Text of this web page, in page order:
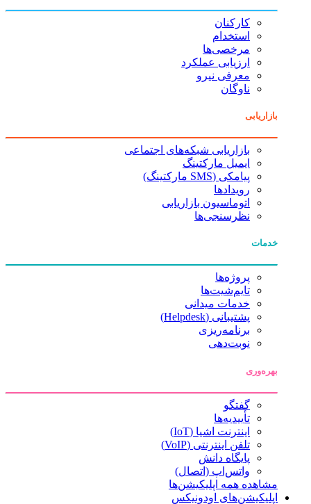
کارکنان
استخدام
مرخصی‌ها
ارزیابی عملکرد
معرفی نیرو
ناوگان
بازاریابی
بازاریابی شبکه‌های اجتماعی
ایمیل مارکتینگ
پیامکی (SMS مارکتینگ)
رویدادها
اتوماسیون بازاریابی
نظرسنجی‌ها
خدمات
پروژه‌ها
تایم‌شیت‌ها
خدمات میدانی
پشتیبانی (Helpdesk)
برنامه‌ریزی
نوبت‌دهی
بهره‌وری
گفتگو
تأییدیه‌ها
اینترنت اشیا (IoT)
تلفن اینترنتی (VoIP)
پایگاه دانش
واتس‌اپ (اتصال)
مشاهده همه اپلیکیشن‌ها
اپلیکیشن‌های اودونیکس